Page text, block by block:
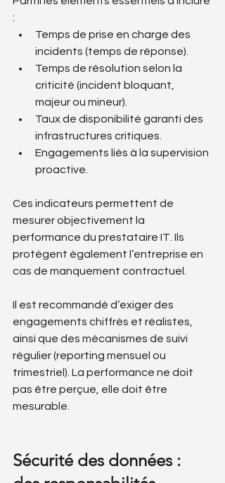
:
Temps de prise en charge des
incidents (temps de réponse).
Temps de résolution selon la
criticité (incident bloquant,
majeur ou mineur).
Taux de disponibilité garanti des
infrastructures critiques.
Engagements liés à la supervision
proactive.
Ces indicateurs permettent de
mesurer objectivement la
performance du prestataire IT. Ils
protègent également l’entreprise en
cas de manquement contractuel.
Il est recommandé d’exiger des
engagements chiffrés et réalistes,
ainsi que des mécanismes de suivi
régulier (reporting mensuel ou
trimestriel). La performance ne doit
pas être perçue, elle doit être
mesurable.
Sécurité des données :